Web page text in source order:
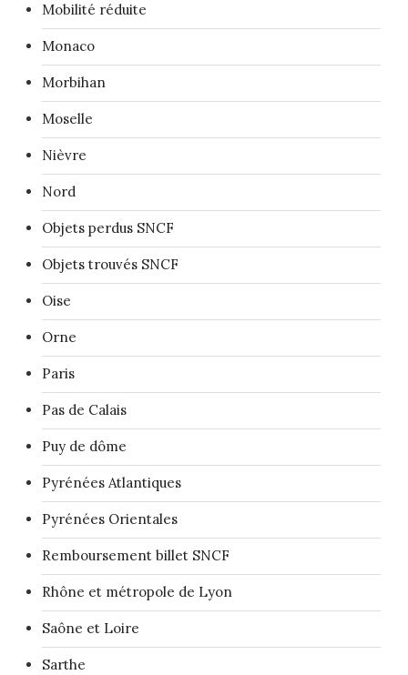
Mobilité réduite
Monaco
Morbihan
Moselle
Nièvre
Nord
Objets perdus SNCF
Objets trouvés SNCF
Oise
Orne
Paris
Pas de Calais
Puy de dôme
Pyrénées Atlantiques
Pyrénées Orientales
Remboursement billet SNCF
Rhône et métropole de Lyon
Saône et Loire
Sarthe